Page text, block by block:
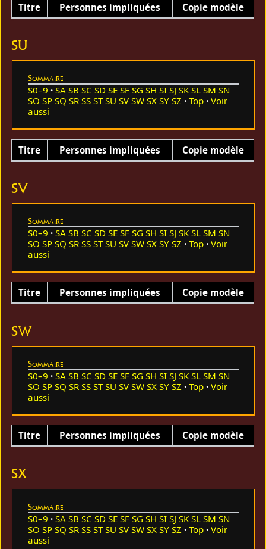
Titre Personnes impliquées Copie modèle
SU
Sommaire
S0–9 SA SB SC SD SE SF SG SH SI SJ SK SL SM SN
SO SP SQ SR SS ST SU SV SW SX SY SZ Top
Voir
aussi
Titre Personnes impliquées Copie modèle
SV
Sommaire
S0–9 SA SB SC SD SE SF SG SH SI SJ SK SL SM SN
SO SP SQ SR SS ST SU SV SW SX SY SZ Top
Voir
aussi
Titre Personnes impliquées Copie modèle
SW
Sommaire
S0–9 SA SB SC SD SE SF SG SH SI SJ SK SL SM SN
SO SP SQ SR SS ST SU SV SW SX SY SZ Top
Voir
aussi
Titre Personnes impliquées Copie modèle
SX
Sommaire
S0–9 SA SB SC SD SE SF SG SH SI SJ SK SL SM SN
SO SP SQ SR SS ST SU SV SW SX SY SZ Top
Voir
aussi